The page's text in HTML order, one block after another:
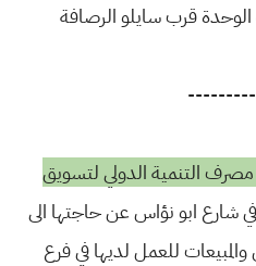
قرب سايلو الرصافة
التنمية الدولي لتسويق
في شارع ابو نؤاس عن حاجتها الى
للعمل لديها في فرع